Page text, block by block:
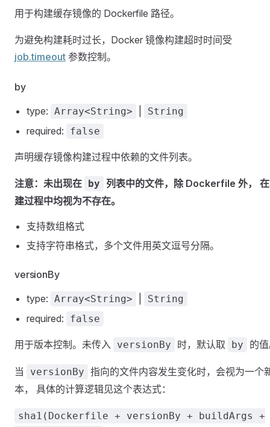
用于构建缓存镜像的 Dockerfile 路径。
为避免构建耗时过长，Docker 镜像构建超时时间受
job.timeout 参数控制。
by
type: Array<String> String
required: false
声明缓存镜像构建过程中依赖的文件列表。
注意：未出现在 by
列表中的文件，除 Dockerfile 外，
建过程中均视为不存在。
支持数组格式
支持字符串格式，多个文件用英文逗号分隔。
versionBy
type: Array<String> String
required: false
用于版本控制。未传入 versionBy 时，默认取 by 的
当 versionBy 指向的文件内容发生变化时，会视为一个
本， 具体的计算逻辑见这个表达式：
sha1(Dockerfile + versionBy + buildArgs +